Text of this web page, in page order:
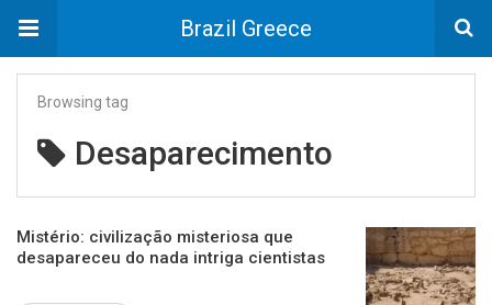
Brazil Greece
Browsing tag
Desaparecimento
Mistério: civilização misteriosa que
desapareceu do nada intriga cientistas